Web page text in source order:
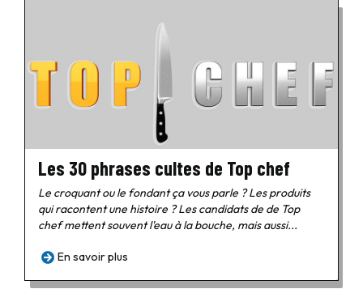
Les 30 phrases cultes de Top chef
Le croquant ou le fondant ça vous parle ? Les produits
qui racontent une histoire ? Les candidats de de Top
chef mettent souvent l'eau à la bouche, mais aussi...
En savoir plus